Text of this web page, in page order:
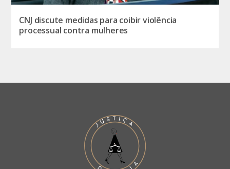
CNJ discute medidas para coibir violência
processual contra mulheres